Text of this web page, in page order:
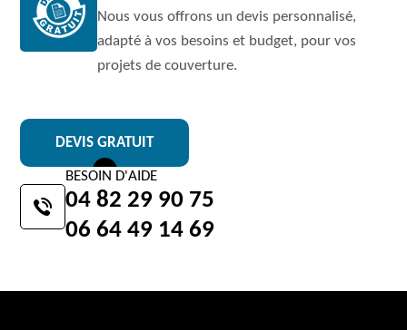
Nous vous offrons un devis personnalisé,
adapté à vos besoins et budget, pour vos
projets de couverture.
DEVIS GRATUIT
BESOIN D'AIDE
04 82 29 90 75
06 64 49 14 69